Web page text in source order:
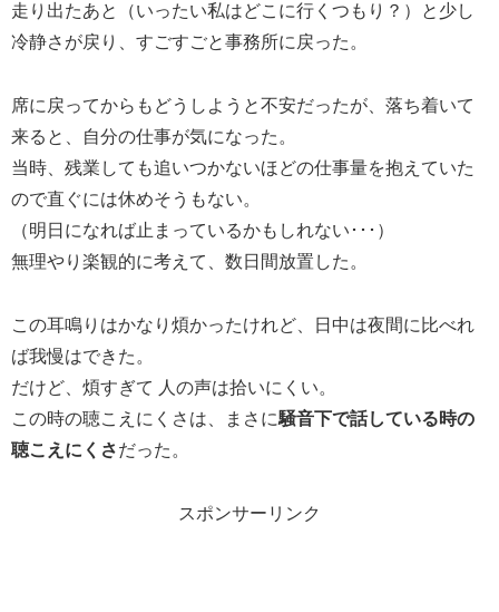
走り出たあと（いったい私はどこに行くつもり？）と少し
冷静さが戻り、すごすごと事務所に戻った。
席に戻ってからもどうしようと不安だったが、落ち着いて
来ると、自分の仕事が気になった。
当時、残業しても追いつかないほどの仕事量を抱えていた
ので直ぐには休めそうもない。
（明日になれば止まっているかもしれない･･･）
無理やり楽観的に考えて、数日間放置した。
この耳鳴りはかなり煩かったけれど、日中は夜間に比べれ
ば我慢はできた。
だけど、煩すぎて 人の声は拾いにくい。
この時の聴こえにくさは、まさに騒音下で話している時の
聴こえにくさだった。
スポンサーリンク